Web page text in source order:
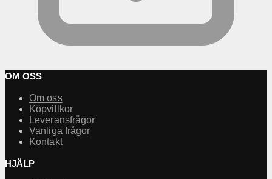
OM OSS
Om oss
Köpvillkor
Leveransfrågor
Vanliga frågor
Kontakt
HJÄLP